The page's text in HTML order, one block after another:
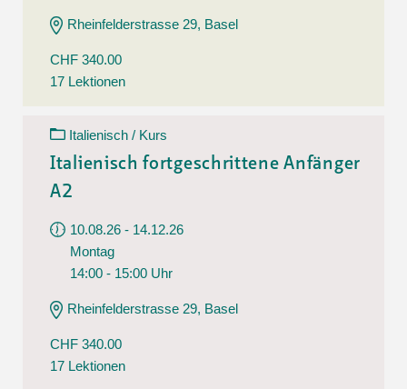
Rheinfelderstrasse 29, Basel
CHF 340.00
17 Lektionen
Italienisch / Kurs
Italienisch fortgeschrittene Anfänger
A2
10.08.26 - 14.12.26
Montag
14:00 - 15:00 Uhr
Rheinfelderstrasse 29, Basel
CHF 340.00
17 Lektionen